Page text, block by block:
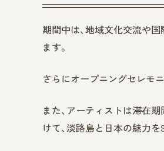
期間中は、地域文化交流や
ます。
さらにオープニングセレモ
また、アーティストは滞在
けて、淡路島と日本の魅力を